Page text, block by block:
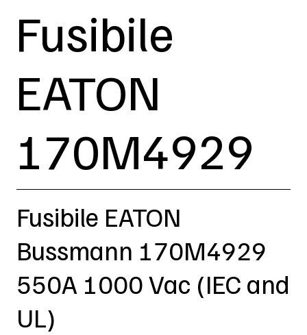
Fusibile
EATON
170M4929
Fusibile EATON
Bussmann 170M4929
550A 1000 Vac (IEC and
UL)